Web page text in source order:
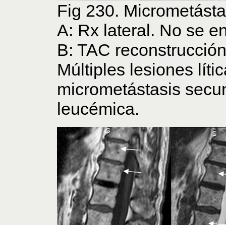
Fig 230.
A: Rx lateral. No se
B: TAC
Múltiples lesiones
micrometástasis
leucémica.